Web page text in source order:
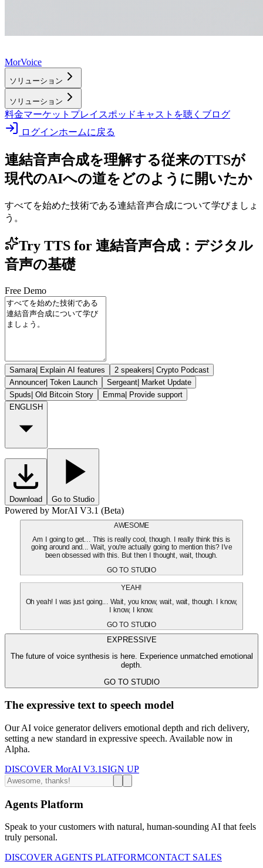
MorVoice
ソリューション
ソリューション
料金マーケットプレイスポッドキャストを聴く ブログ
ログインホームに戻る
連結音声合成を理解する従来のTTSが
現代のAIへの道をどのように開いたか
すべてを始めた技術である連結音声合成について学びましょ
う。
Try TTS for 連結音声合成：デジタル
音声の基礎
Free Demo
Samara| Explain AI features 2 speakers| Crypto Podcast
Announcer| Token Launch Sergeant| Market Update
Spuds| Old Bitcoin Story Emma| Provide support
ENGLISH
Download Go to Studio
Powered by MorAI V3.1 (Beta)
AWESOME
Am I going to get... This is really cool, though. I really think this is
going around and... Wait, you're actually going to mention this? I've
been obsessed with this. But then I thought, wait, though.
GO TO STUDIO
YEAH!
Oh yeah! I was just going... Wait, you know, wait, wait, though. I know,
I know, I know.
GO TO STUDIO
EXPRESSIVE
The future of voice synthesis is here. Experience unmatched emotional
depth.
GO TO STUDIO
The expressive text to speech model
Our AI voice generator delivers emotional depth and rich delivery,
setting a new standard in expressive speech. Available now in
Alpha.
DISCOVER MorAI V3.1 SIGN UP
Agents Platform
Speak to your customers with natural, human-sounding AI that feels
truly personal.
DISCOVER AGENTS PLATFORMCONTACT SALES